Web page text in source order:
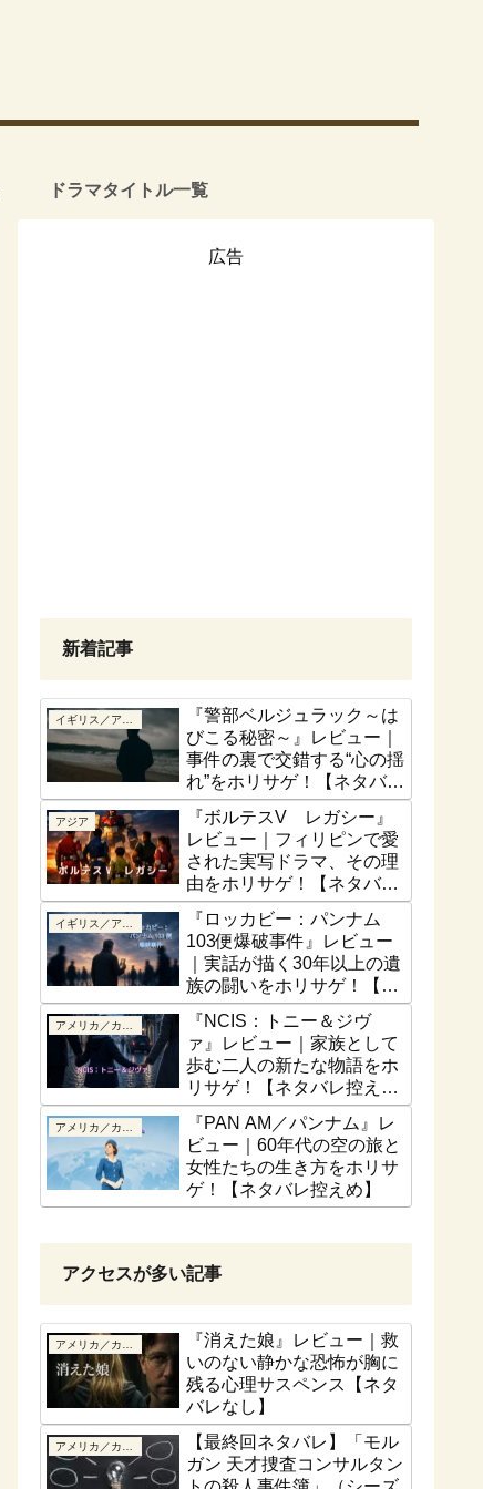
ドラマタイトル一覧
広告
新着記事
『警部ベルジュラック～は
びこる秘密～』レビュー｜
事件の裏で交錯する“心の揺
れ”をホリサゲ！【ネタバレ
控えめ】
アジア
『ボルテスV レガシー』
レビュー｜フィリピンで愛
された実写ドラマ、その理
由をホリサゲ！【ネタバレ
控えめ】
『ロッカビー：パンナム
103便爆破事件』レビュー
｜実話が描く30年以上の遺
族の闘いをホリサゲ！【実
話ベース】
『NCIS：トニー＆ジヴ
ァ』レビュー｜家族として
歩む二人の新たな物語をホ
リサゲ！【ネタバレ控え
め】
『PAN AM／パンナム』レ
ビュー｜60年代の空の旅と
女性たちの生き方をホリサ
ゲ！【ネタバレ控えめ】
アクセスが多い記事
『消えた娘』レビュー｜救
いのない静かな恐怖が胸に
残る心理サスペンス【ネタ
バレなし】
【最終回ネタバレ】「モル
ガン 天才捜査コンサルタン